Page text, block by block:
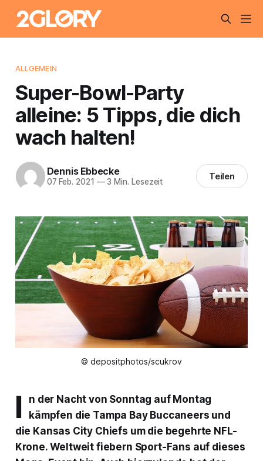
ALLGEMEIN
Super-Bowl-Party
alleine: 5 Tipps, die dich
wach halten!
Dennis Ebbecke
07 Feb. 2021 —3 Min. Lesezeit Teilen
© depositphotos/scukrov
I
n der Nacht von Sonntag auf Montag
kämpfen die Tampa Bay Buccaneers und
die Kansas City Chiefs um die begehrte NFL-
Krone. Weltweit fiebern Sport-Fans auf dieses